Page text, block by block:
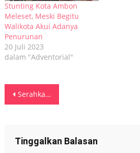
Stunting Kota Ambon
Meleset, Meski Begitu
Walikota Akui Adanya
Penurunan
20 Juli 2023
dalam "Adventorial"
Navigasi
Serahkan SK PPPK, Keliobas: Berikan Pelayanan Terbaik Untuk Masyarakat
Tinggalkan Balasan